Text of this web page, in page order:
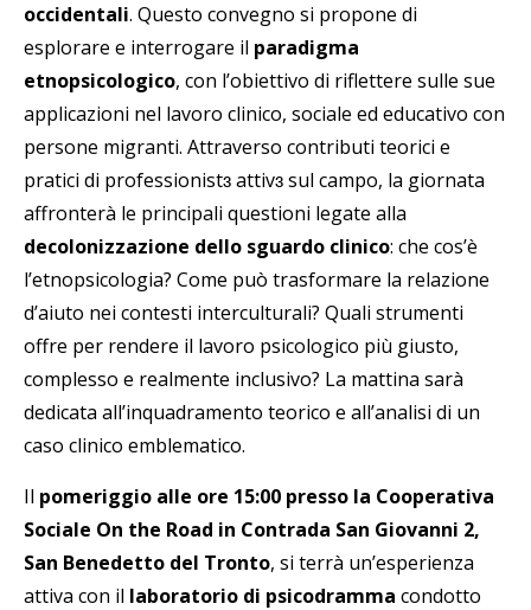
occidentali. Questo convegno si propone di
esplorare e interrogare il paradigma
etnopsicologico, con l’obiettivo di riflettere sulle sue
applicazioni nel lavoro clinico, sociale ed educativo con
persone migranti. Attraverso contributi teorici e
pratici di professionistɜ attivɜ sul campo, la giornata
affronterà le principali questioni legate alla
decolonizzazione dello sguardo clinico: che cos’è
l’etnopsicologia? Come può trasformare la relazione
d’aiuto nei contesti interculturali? Quali strumenti
offre per rendere il lavoro psicologico più giusto,
complesso e realmente inclusivo? La mattina sarà
dedicata all’inquadramento teorico e all’analisi di un
caso clinico emblematico.
Il pomeriggio alle ore 15:00 presso la Cooperativa
Sociale On the Road in Contrada San Giovanni 2,
San Benedetto del Tronto, si terrà un’esperienza
attiva con il laboratorio di psicodramma condotto